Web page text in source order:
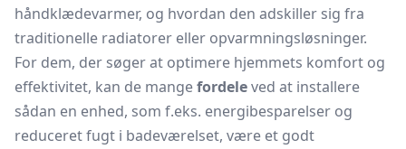
håndklædevarmer, og hvordan den adskiller sig fra
traditionelle radiatorer eller opvarmningsløsninger.
For dem, der søger at optimere hjemmets komfort og
effektivitet, kan de mangefordeleved at installere
sådan en enhed, som f.eks. energibesparelser og
reduceret fugt i badeværelset, være et godt